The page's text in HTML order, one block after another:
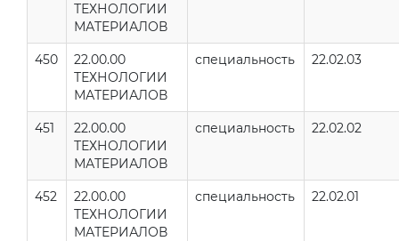
ТЕХНОЛОГИИ
МАТЕРИАЛОВ
450
22.00.00
ТЕХНОЛОГИИ
МАТЕРИАЛОВ
специальность 22.02.03
451
22.00.00
ТЕХНОЛОГИИ
МАТЕРИАЛОВ
специальность 22.02.02
452
22.00.00
ТЕХНОЛОГИИ
МАТЕРИАЛОВ
специальность 22.02.01